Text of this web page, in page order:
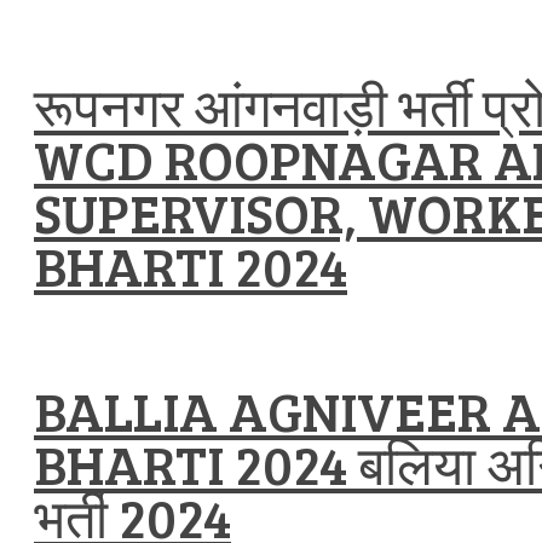
रूपनगर आंगनवाड़ी भर्ती
WCD ROOPNAGAR
SUPERVISOR,
BHARTI 2024
BALLIA AGNIVEER
BHARTI 2024 बलिया
भर्ती 2024